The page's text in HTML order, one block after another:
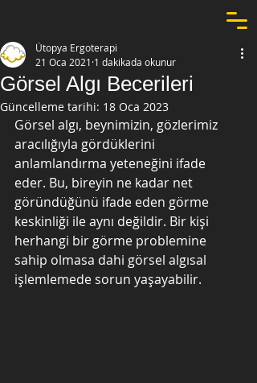
Görsel Algı Becerileri
Ütopya Ergoterapi
21 Oca 2021 1 dakikada okunur
Güncelleme tarihi: 18 Oca 2023
Görsel algı, beynimizin, gözlerimiz
aracılığıyla gördüklerini
anlamlandırma yeteneğini ifade
eder. Bu, bireyin ne kadar net
göründüğünü ifade eden görme
keskinliği ile aynı değildir. Bir kişi
herhangi bir görme problemine
sahip olmasa dahi görsel algısal
işlemlemede sorun yaşayabilir.